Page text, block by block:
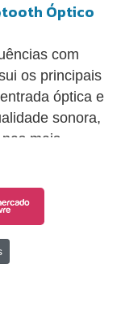
iOS e
Óptico
com
os principais
óptica e
sonora,
mais
musical, na
total:
Woofer
domo de seda